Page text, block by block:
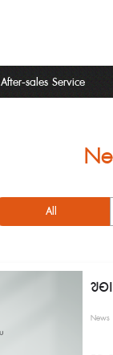
After-sales Service
All
ข
News